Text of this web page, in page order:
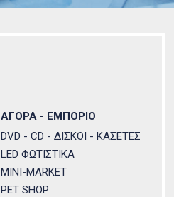
ΑΓΟΡΑ - ΕΜΠΟΡΙΟ
DVD - CD - ΔΙΣΚΟΙ - ΚΑΣΕΤΕΣ
LED ΦΩΤΙΣΤΙΚΑ
MINI-MARKET
PET SHOP